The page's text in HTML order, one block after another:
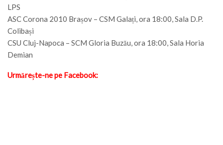
LPS
ASC Corona 2010 Brașov – CSM Galați, ora 18:00, Sala D.P.
Colibași
CSU Cluj-Napoca – SCM Gloria Buzău, ora 18:00, Sala Horia
Demian
Urmărește-ne pe Facebook: